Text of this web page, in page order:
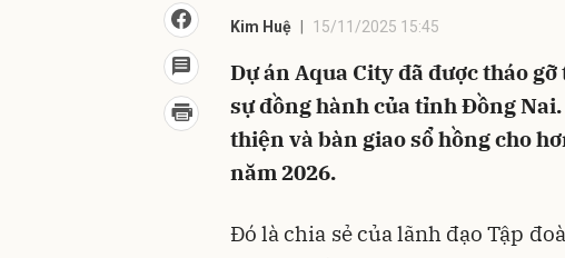
Kim Huệ 15/11/2025 15:45
Dự án Aqua City đã được tháo
sự đồng hành của tỉnh Đồng
thiện và bàn giao sổ hồng cho
năm 2026.
Đó là chia sẻ của lãnh đạo Tập